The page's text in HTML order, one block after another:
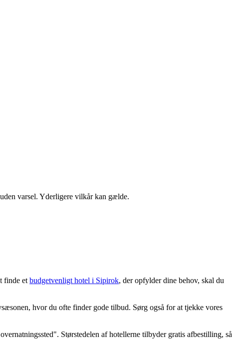
varsel. Yderligere vilkår kan gælde.
finde et budgetvenligt hotel i Sipirok, der opfylder dine behov, skal du
hvor du ofte finder gode tilbud. Sørg også for at tjekke vores
Størstedelen af hotellerne tilbyder gratis afbestilling, så